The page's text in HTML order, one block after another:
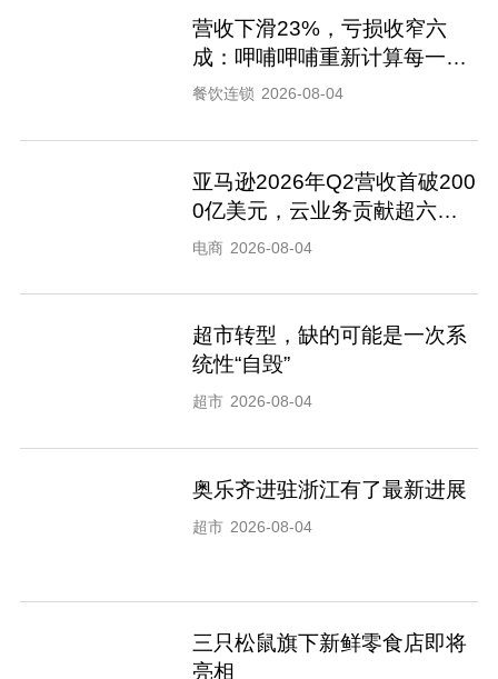
营收下滑23%，亏损收窄六
成：呷哺呷哺重新计算每一家
店
餐饮连锁 2026-08-04
亚马逊2026年Q2营收首破200
0亿美元，云业务贡献超六成
营业利润
电商 2026-08-04
超市转型，缺的可能是一次系
统性“自毁”
超市 2026-08-04
奥乐齐进驻浙江有了最新进展
超市 2026-08-04
三只松鼠旗下新鲜零食店即将
亮相